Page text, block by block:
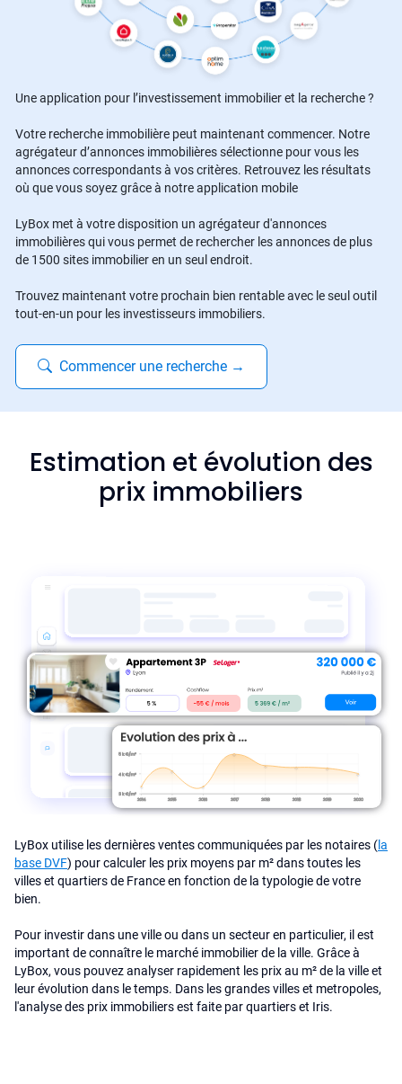
Une application pour l’investissement immobilier et la recherche ?
Votre recherche immobilière peut maintenant commencer. Notre
agrégateur d’annonces immobilières sélectionne pour vous les
annonces correspondants à vos critères. Retrouvez les résultats
où que vous soyez grâce à notre application mobile
LyBox met à votre disposition un agrégateur d'annonces
immobilières qui vous permet de rechercher les annonces de plus
de 1500 sites immobilier en un seul endroit.
Trouvez maintenant votre prochain bien rentable avec le seul outil
tout-en-un pour les investisseurs immobiliers.
Commencer une recherche →
Estimation et évolution des
prix immobiliers
LyBox utilise les dernières ventes communiquées par les notaires (la
base DVF) pour calculer les prix moyens par m² dans toutes les
villes et quartiers de France en fonction de la typologie de votre
bien.
Pour investir dans une ville ou dans un secteur en particulier, il est
important de connaître le marché immobilier de la ville. Grâce à
LyBox, vous pouvez analyser rapidement les prix au m² de la ville et
leur évolution dans le temps. Dans les grandes villes et metropoles,
l'analyse des prix immobiliers est faite par quartiers et Iris.